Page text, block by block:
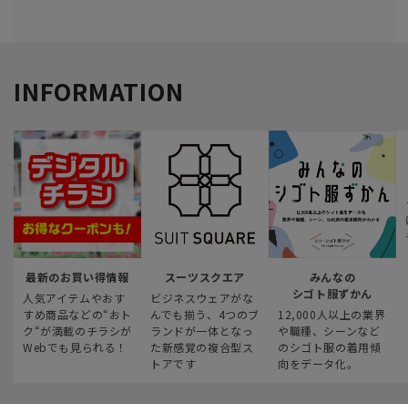
INFORMATION
最新のお買い得情報
人気アイテムやおす
すめ商品などの“おト
ク“が満載のチラシが
Webでも見られる！
スーツスクエア
ビジネスウェアがな
んでも揃う、4つのブ
ランドが一体となっ
た新感覚の複合型ス
トアです
みんなの
シゴト服ずかん
12,000人以上の業界
や職種、シーンなど
のシゴト服の着用傾
向をデータ化。